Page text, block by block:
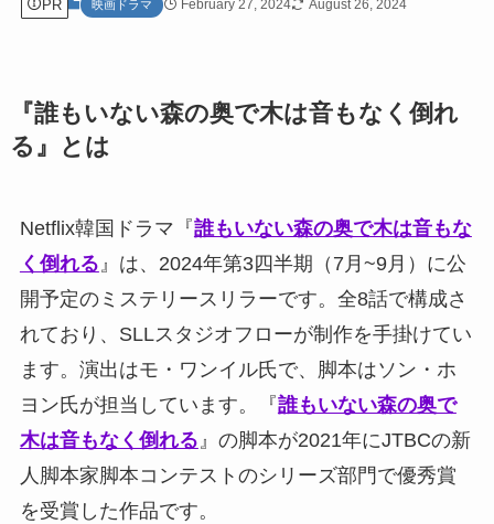
PR 映画ドラマ February 27, 2024 August 26, 2024
『誰もいない森の奥で木は音もなく倒れ
る』とは
Netflix韓国ドラマ『誰もいない森の奥で木は音もな
く倒れる』は、2024年第3四半期（7月~9月）に公
開予定のミステリースリラーです。全8話で構成さ
れており、SLLスタジオフローが制作を手掛けてい
ます。演出はモ・ワンイル氏で、脚本はソン・ホ
ヨン氏が担当しています。『誰もいない森の奥で
木は音もなく倒れる』の脚本が2021年にJTBCの新
人脚本家脚本コンテストのシリーズ部門で優秀賞
を受賞した作品です。